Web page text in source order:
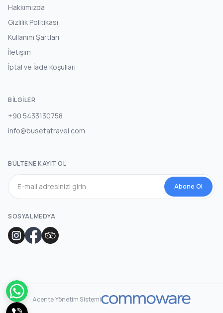
Hakkımızda
Gizlilik Politikası
Kullanım Şartları
İletişim
İptal ve İade Koşulları
BILGILER
+90 5433130758
info@busetatravel.com
BÜLTENE KAYIT OL
Abone Ol
SOSYAL MEDYA
Acente Yönetim Sistemi